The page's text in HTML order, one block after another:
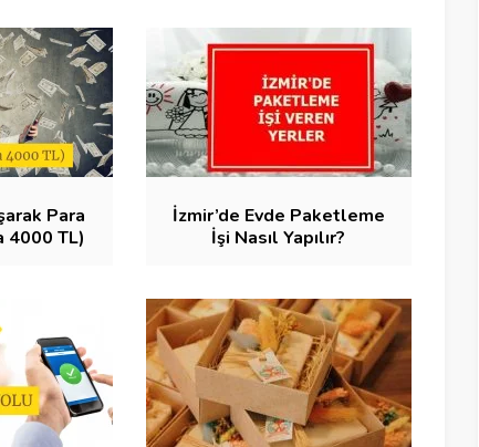
Para
4000 TL)
İzmir’de Evde Paketleme
İşi Nasıl Yapılır?